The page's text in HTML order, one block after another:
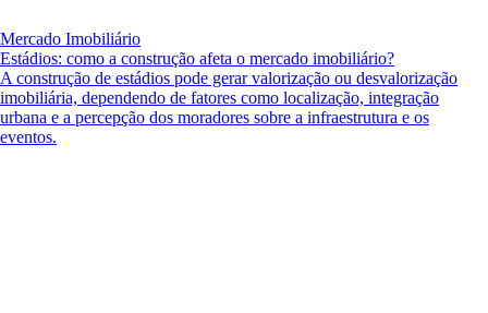
Mercado Imobiliário
Estádios: como a construção afeta o mercado imobiliário?
A construção de estádios pode gerar valorização ou desvalorização
imobiliária, dependendo de fatores como localização, integração
urbana e a percepção dos moradores sobre a infraestrutura e os
eventos.